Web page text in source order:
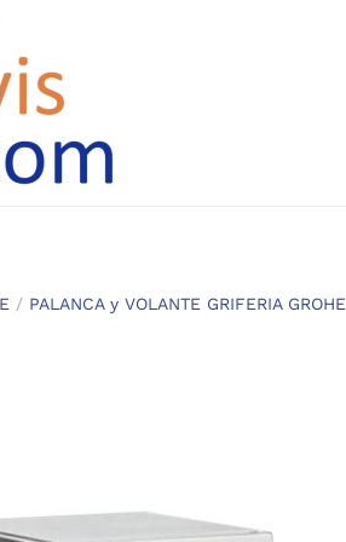
/ PALANCA y VOLANTE GRIFERIA GROHE